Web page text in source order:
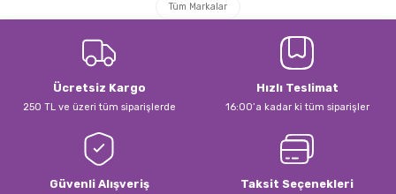
Tüm Markalar
Ücretsiz Kargo
250 TL ve üzeri tüm siparişlerde
Hızlı Teslimat
16:00’a kadar ki tüm siparişler
Güvenli Alışveriş Taksit Seçenekleri